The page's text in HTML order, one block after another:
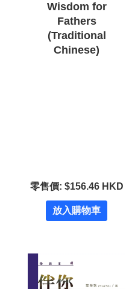
Wisdom for
Fathers
(Traditional
Chinese)
零售價: $156.46 HKD
放入購物車